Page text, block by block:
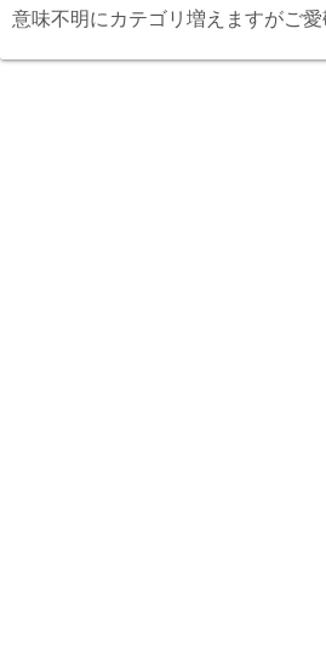
意味不明にカテゴリ増えますがご愛